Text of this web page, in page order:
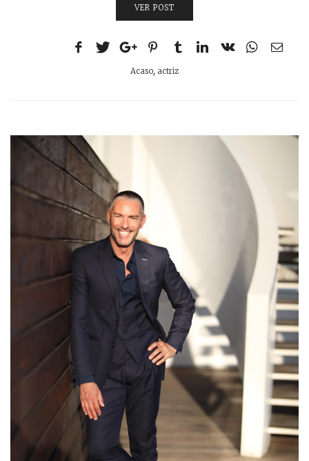
VER POST
Acaso actriz